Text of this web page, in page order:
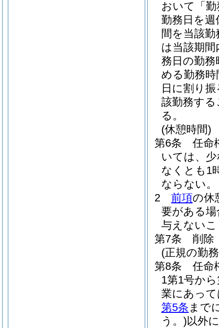
おいて「
勤務日を
間を当該
は当該期
務日の勤
める勤務
日に割り
該勤務す
る。
(休憩時間)
第6条
任命
いては、
なくとも1
ならない。
2
前項の休
要がある
与えない
第7条
削除
(正規の勤
第8条
任命
1第1号か
業にあっ
第5条 まで
う。)以外